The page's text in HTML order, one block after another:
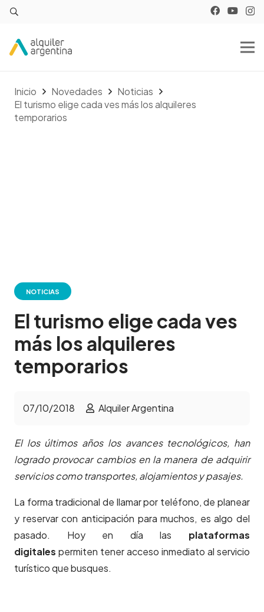
Inicio Novedades
Noticias
El turismo elige cada ves más los alquileres
temporarios
NOTICIAS
El turismo elige cada ves
más los alquileres
temporarios
07/10/2018 Alquiler Argentina
El los últimos años los avances tecnológicos, han
logrado provocar cambios en la manera de adquirir
servicios como transportes, alojamientos y pasajes.
La forma tradicional de llamar por teléfono, de planear
y reservar con anticipación para muchos, es algo del
pasado. Hoy en día las plataformas
digitales permiten tener acceso inmediato al servicio
turístico que busques.